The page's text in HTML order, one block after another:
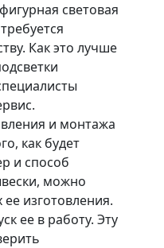
световая
Как это лучше
и монтажа
как будет
и способ
можно
изготовления.
ее в работу. Эту